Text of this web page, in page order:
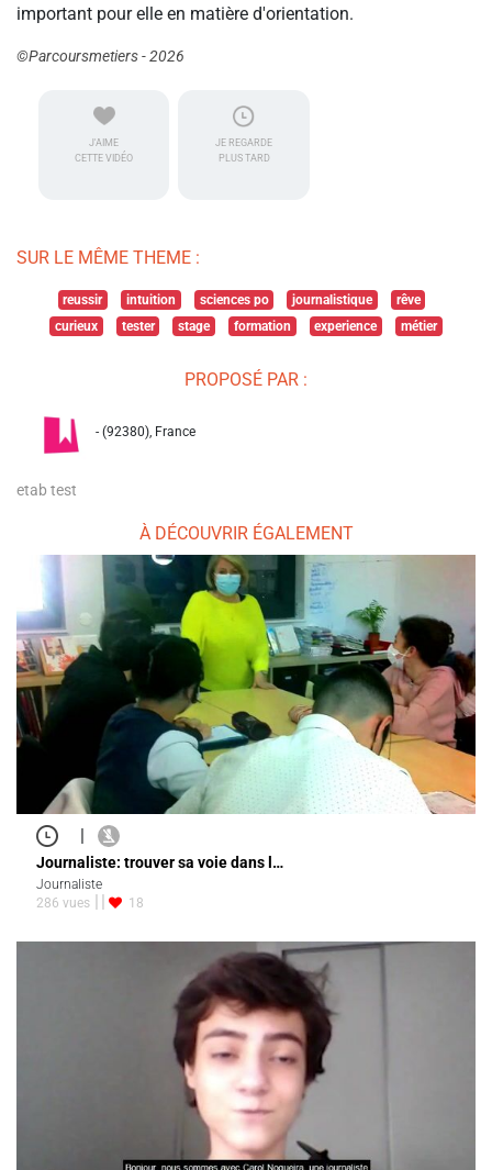
important pour elle en matière d'orientation.
©Parcoursmetiers - 2026
J'AIME
CETTE VIDÉO
JE REGARDE
PLUS TARD
SUR LE MÊME THEME :
reussir intuition sciences po journalistique
rêve
curieux
tester stage formation experience métier
PROPOSÉ PAR :
- (92380), France
etab test
À DÉCOUVRIR ÉGALEMENT
|
Journaliste: trouver sa voie dans l…
Journaliste
286 vues
18